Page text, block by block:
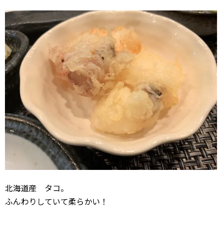
北海道産 タコ。
ふんわりしていて柔らかい！